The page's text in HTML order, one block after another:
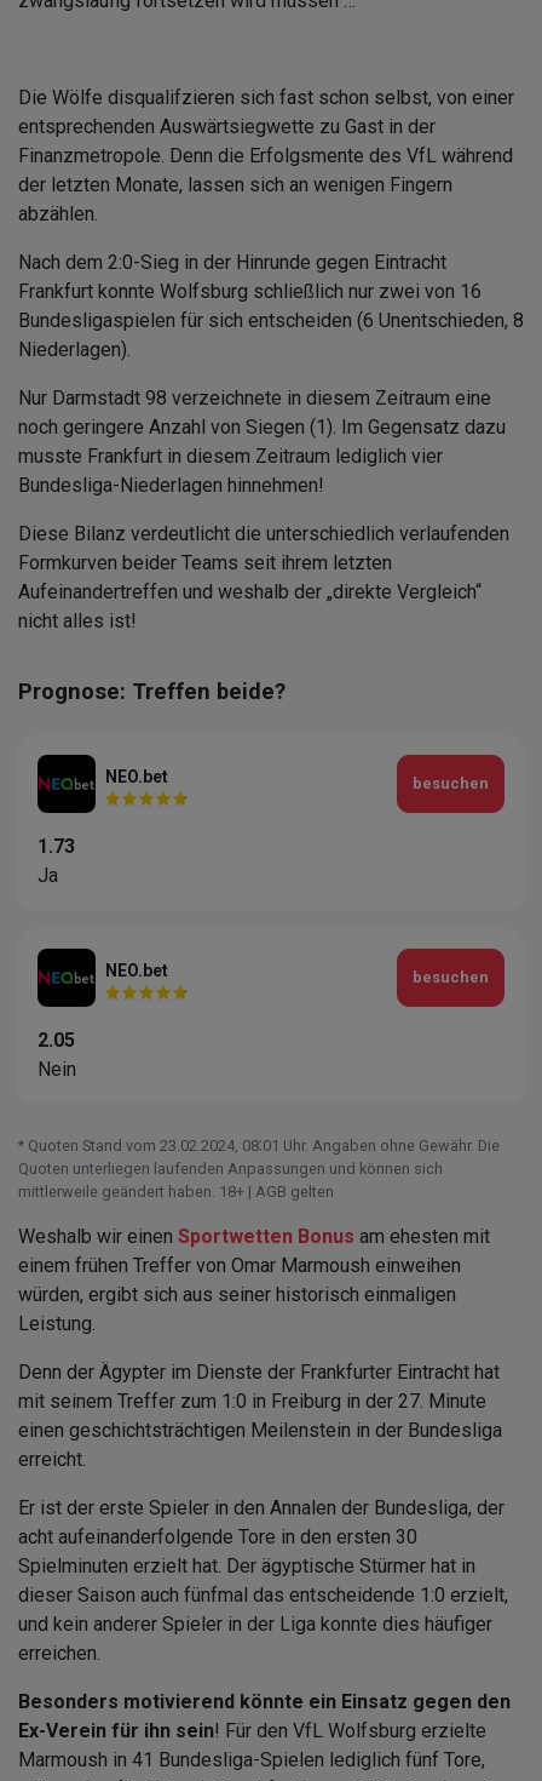
Die Wölfe disqualifzieren sich fast schon selbst, von einer
entsprechenden Auswärtsiegwette zu Gast in der
Finanzmetropole. Denn die Erfolgsmente des VfL während
der letzten Monate, lassen sich an wenigen Fingern
abzählen.
Nach dem 2:0-Sieg in der Hinrunde gegen Eintracht
Frankfurt konnte Wolfsburg schließlich nur zwei von 16
Bundesligaspielen für sich entscheiden (6 Unentschieden, 8
Niederlagen).
Nur Darmstadt 98 verzeichnete in diesem Zeitraum eine
noch geringere Anzahl von Siegen (1). Im Gegensatz dazu
musste Frankfurt in diesem Zeitraum lediglich vier
Bundesliga-Niederlagen hinnehmen!
Diese Bilanz verdeutlicht die unterschiedlich verlaufenden
Formkurven beider Teams seit ihrem letzten
Aufeinandertreffen und weshalb der „direkte Vergleich“
nicht alles ist!
Prognose: Treffen beide?
NEO.bet
1.73
Ja
besuchen
NEO.bet
2.05
Nein
besuchen
* Quoten Stand vom 23.02.2024‚ 08⁚01 Uhr. Angaben ohne Gewähr. Die
Quoten unterliegen laufenden Anpassungen und können sich
mittlerweile geändert haben. 18+ | AGB gelten
Weshalb wir einen Sportwetten Bonus am ehesten mit
einem frühen Treffer von Omar Marmoush einweihen
würden, ergibt sich aus seiner historisch einmaligen
Leistung.
Denn der Ägypter im Dienste der Frankfurter Eintracht hat
mit seinem Treffer zum 1:0 in Freiburg in der 27. Minute
einen geschichtsträchtigen Meilenstein in der Bundesliga
erreicht.
Er ist der erste Spieler in den Annalen der Bundesliga, der
acht aufeinanderfolgende Tore in den ersten 30
Spielminuten erzielt hat. Der ägyptische Stürmer hat in
dieser Saison auch fünfmal das entscheidende 1:0 erzielt,
und kein anderer Spieler in der Liga konnte dies häufiger
erreichen.
Besonders motivierend könnte ein Einsatz gegen den
Ex-Verein für ihn sein! Für den VfL Wolfsburg erzielte
Marmoush in 41 Bundesliga-Spielen lediglich fünf Tore,